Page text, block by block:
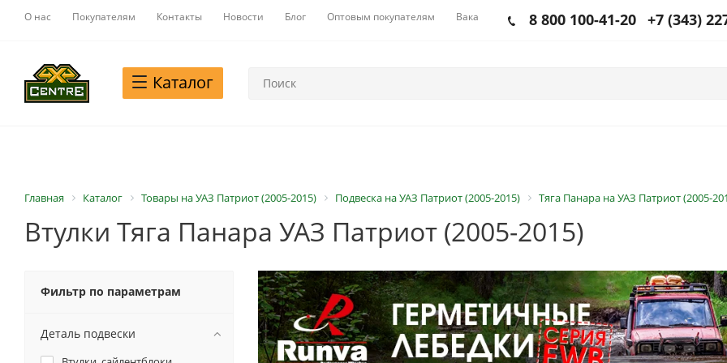
О нас Покупателям Контакты Новости Блог Оптовым покупателям Вакансии 8 800 100-41-20 +7 (343)
Каталог
Главная Каталог Товары на УАЗ Патриот (2005-2015) Подвеска на УАЗ Патриот (2005-2015) Тяга Панара на УАЗ Патриот (2005-
Втулки Тяга Панара УАЗ Патриот (2005-2015)
Фильтр по параметрам
Деталь подвески